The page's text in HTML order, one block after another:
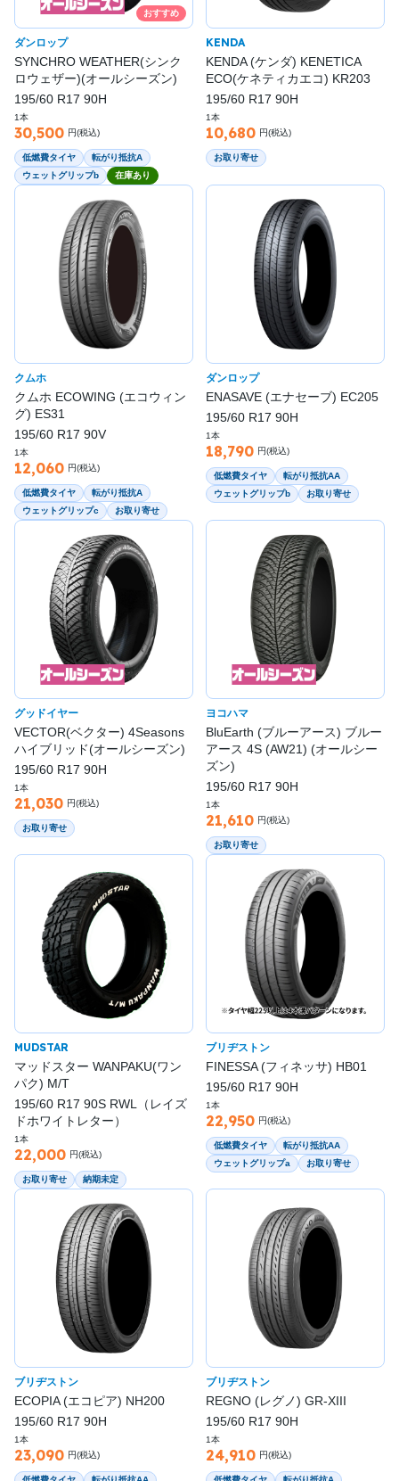
おすすめ
ダンロップ
SYNCHRO WEATHER(シンク
ロウェザー)(オールシーズン)
195/60 R17 90H
1本
30,500 円(税込)
低燃費タイヤ
転がり抵抗A
ウェットグリップb
在庫あり
KENDA
KENDA (ケンダ) KENETICA
ECO(ケネティカエコ) KR203
195/60 R17 90H
1本
10,680 円(税込)
お取り寄せ
クムホ
クムホ ECOWING (エコウィン
グ) ES31
195/60 R17 90V
1本
12,060 円(税込)
低燃費タイヤ
転がり抵抗A
ウェットグリップc
お取り寄せ
ダンロップ
ENASAVE (エナセーブ) EC205
195/60 R17 90H
1本
18,790 円(税込)
低燃費タイヤ
転がり抵抗AA
ウェットグリップb
お取り寄せ
グッドイヤー
VECTOR(ベクター) 4Seasons
ハイブリッド(オールシーズン)
195/60 R17 90H
1本
21,030 円(税込)
お取り寄せ
ヨコハマ
BluEarth (ブルーアース) ブルー
アース 4S (AW21) (オールシー
ズン)
195/60 R17 90H
1本
21,610 円(税込)
お取り寄せ
MUDSTAR
マッドスター WANPAKU(ワン
パク) M/T
195/60 R17 90S RWL（レイズ
ドホワイトレター）
1本
22,000 円(税込)
お取り寄せ 納期未定
ブリヂストン
FINESSA (フィネッサ) HB01
195/60 R17 90H
1本
22,950 円(税込)
低燃費タイヤ
転がり抵抗AA
ウェットグリップa
お取り寄せ
ブリヂストン
ECOPIA (エコピア) NH200
195/60 R17 90H
1本
23,090 円(税込)
ブリヂストン
REGNO (レグノ) GR-XIII
195/60 R17 90H
1本
24,910 円(税込)